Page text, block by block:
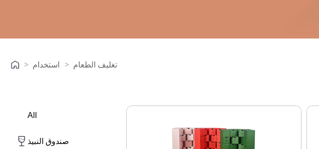
استخدام تغليف الطعام
All
صندوق النبيذ